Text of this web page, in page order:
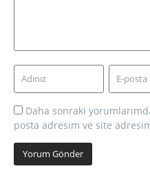
Daha sonraki
posta adresim ve site